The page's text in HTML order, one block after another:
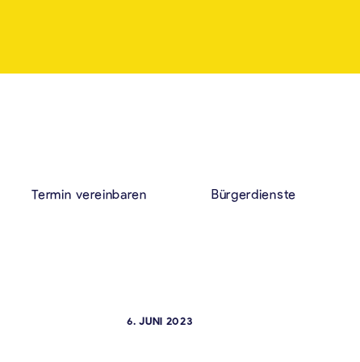
Termin vereinbaren Bürgerdienste
6. JUNI 2023